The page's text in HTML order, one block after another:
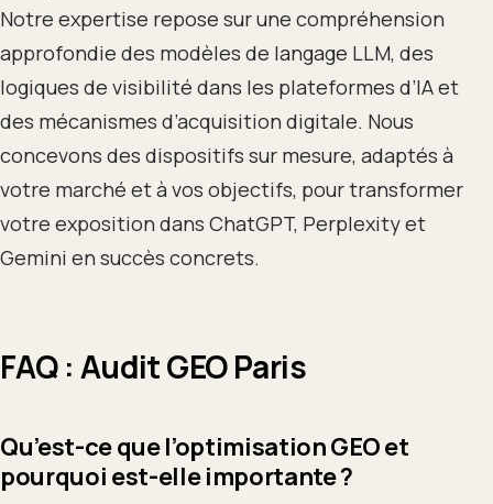
Notre expertise repose sur une compréhension
approfondie des modèles de langage LLM, des
logiques de visibilité dans les plateformes d’IA et
des mécanismes d’acquisition digitale. Nous
concevons des dispositifs sur mesure, adaptés à
votre marché et à vos objectifs, pour transformer
votre exposition dans ChatGPT, Perplexity et
Gemini en succès concrets.
FAQ : Audit GEO Paris
Qu’est-ce que l’optimisation GEO et
pourquoi est-elle importante ?